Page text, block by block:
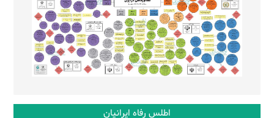
اطلس رفاه ایرانیان